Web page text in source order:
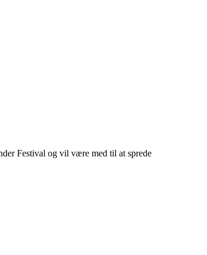
Festival og vil være med til at sprede